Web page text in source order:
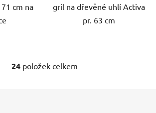
cm na
gril na dřevěné uhlí Activa
pr. 63 cm
O
24položek celkem